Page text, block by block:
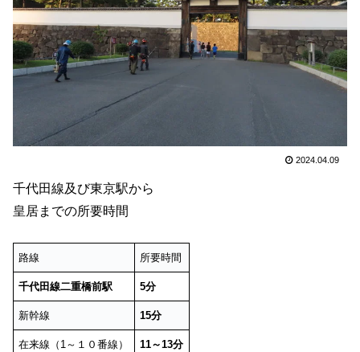
2024.04.09
千代田線及び東京駅から
皇居までの所要時間
路線 所要時間
千代田線二重橋前駅 5分
新幹線 15分
在来線（1～１０番線） 11～13分